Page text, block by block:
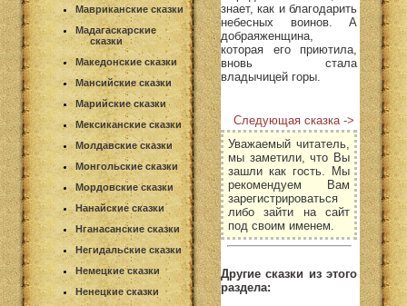
Мавриканские сказки
Мадагаскарские
сказки
Македонские сказки
Мансийские сказки
Марийские сказки
Мексиканские сказки
Молдавские сказки
Монгольские сказки
Мордовские сказки
Нанайские сказки
Нганасанские сказки
Негидальские сказки
Немецкие сказки
Ненецкие сказки
знает, как и благодарить
небесных воинов. А
добраяженщина,
которая его приютила,
вновь стала
владычицей горы.
Следующая сказка ->
Уважаемый читатель,
мы заметили, что Вы
зашли как гость. Мы
рекомендуем Вам
зарегистрироваться
либо зайти на сайт
под своим именем.
Другие сказки из этого
раздела: